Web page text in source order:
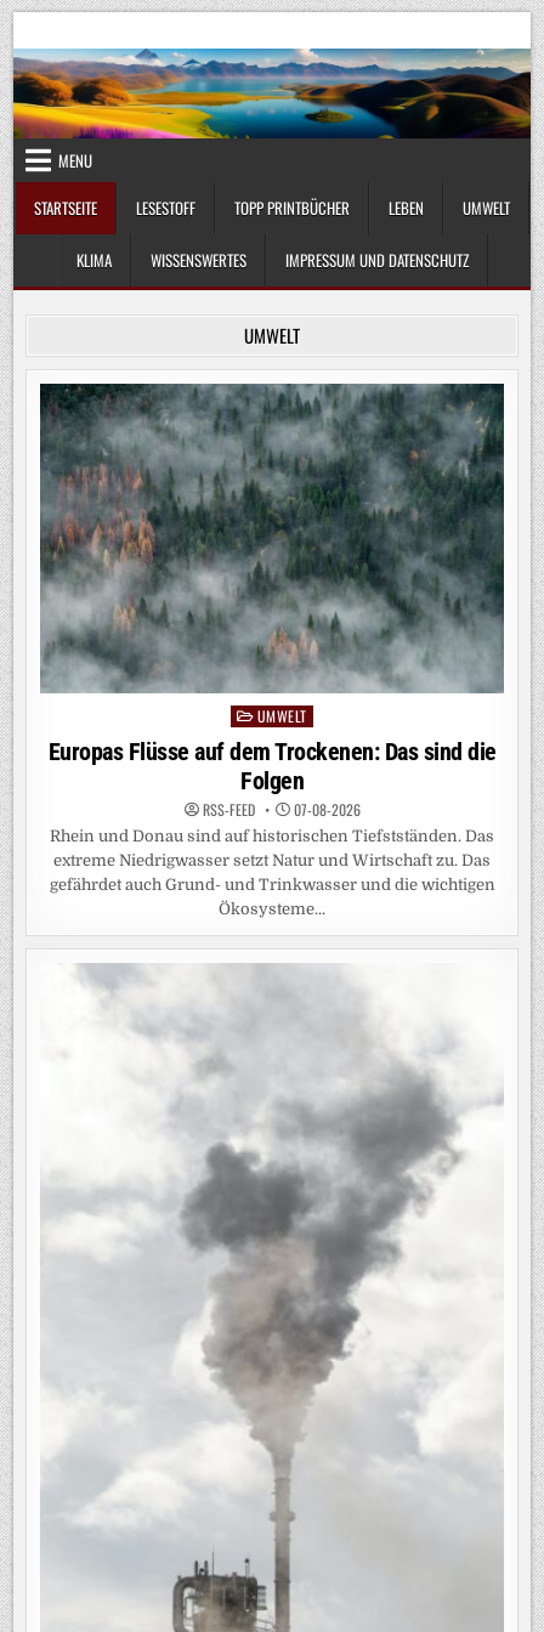
Skip
to
content
UmweltKlima.com
MENU
STARTSEITE
LESESTOFF TOPP PRINTBÜCHER LEBEN UMWELT
KLIMA WISSENSWERTES IMPRESSUM UND DATENSCHUTZ
UMWELT
Posted
in
UMWELT
Europas Flüsse auf dem Trockenen: Das sind die
Folgen
RSS-FEED 07-08-2026
Rhein und Donau sind auf historischen Tiefstständen. Das
extreme Niedrigwasser setzt Natur und Wirtschaft zu. Das
gefährdet auch Grund- und Trinkwasser und die wichtigen
Ökosysteme...